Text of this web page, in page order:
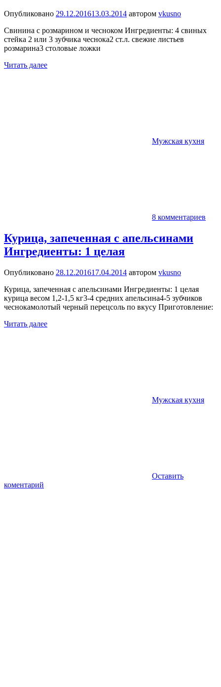
Опубликовано 29.12.201613.03.2014 автором vkusno
Свинина с розмарином и чесноком Ингредиенты: 4 свиных
стейка 2 или 3 зубчика чеснока2 ст.л. свежие листьев
розмарина3 столовые ложки
Читать далее
Мужская кухня
8 комментариев
Курица, запеченная с апельсинами
Ингредиенты: 1 целая
Опубликовано 28.12.201617.04.2014 автором vkusno
Курица, запеченная с апельсинами Ингредиенты: 1 целая
курица весом 1,2-1,5 кг3-4 средних апельсина4-5 зубчиков
чеснокамолотый черный перецсоль по вкусу Приготовление:
Читать далее
Мужская кухня
Оставить
коментарий